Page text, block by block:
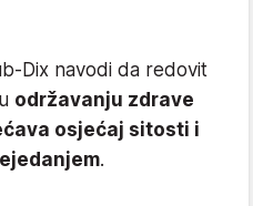
Dix navodi da redovit
održavanju zdrave
osjećaj sitosti i
.